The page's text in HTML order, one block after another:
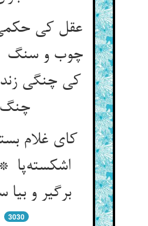
عقل کی
چوب و
کی چنگی
چنگ
کای غلام
اشکسته‌پا
برگیر و بیا سوی وغا
3030